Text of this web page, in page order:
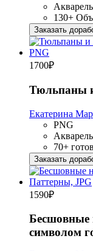
Акварель
130+
Заказать
1700₽
Тюльпаны
Екатерина
PNG
Акварель
70+
Заказать
1590₽
Бесшовные
символом